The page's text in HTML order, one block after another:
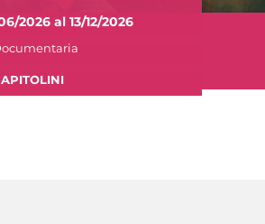
2026 al 13/12/2026